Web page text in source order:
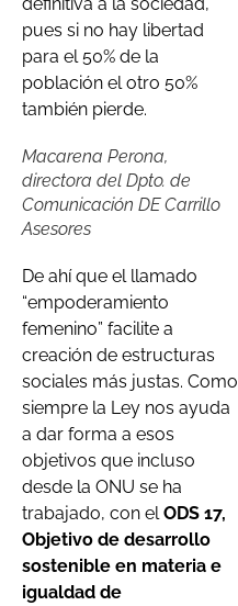
pues si no hay libertad
para el 50% de la
población el otro 50%
también pierde.
Macarena Perona,
directora del Dpto. de
Comunicación DE Carrillo
Asesores
De ahí que el llamado
“empoderamiento
femenino” facilite a
creación de estructuras
sociales más justas. Como
siempre la Ley nos ayuda
a dar forma a esos
objetivos que incluso
desde la ONU se ha
trabajado, con el ODS 17,
Objetivo de desarrollo
sostenible en materia e
igualdad de